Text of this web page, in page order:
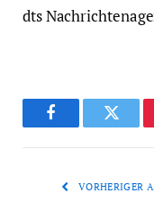
dts
Facebook
VORHERIGER